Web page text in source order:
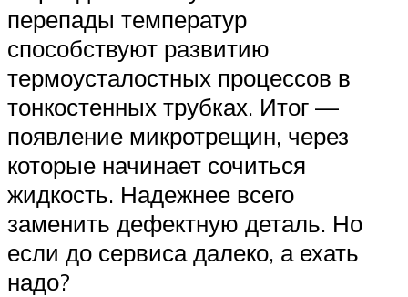
перепады температур
способствуют развитию
термоусталостных процессов в
тонкостенных трубках. Итог —
появление микротрещин, через
которые начинает сочиться
жидкость. Надежнее всего
заменить дефектную деталь. Но
если до сервиса далеко, а ехать
надо?